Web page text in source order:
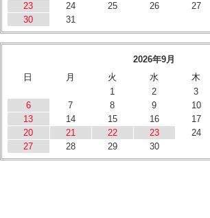
23
24 25 26 27
30
31
2026年9月
日
月 火 水 木
1
2 3
6
7 8 9 10
13
14 15 16 17
20
21 22 23 24
27
28 29 30